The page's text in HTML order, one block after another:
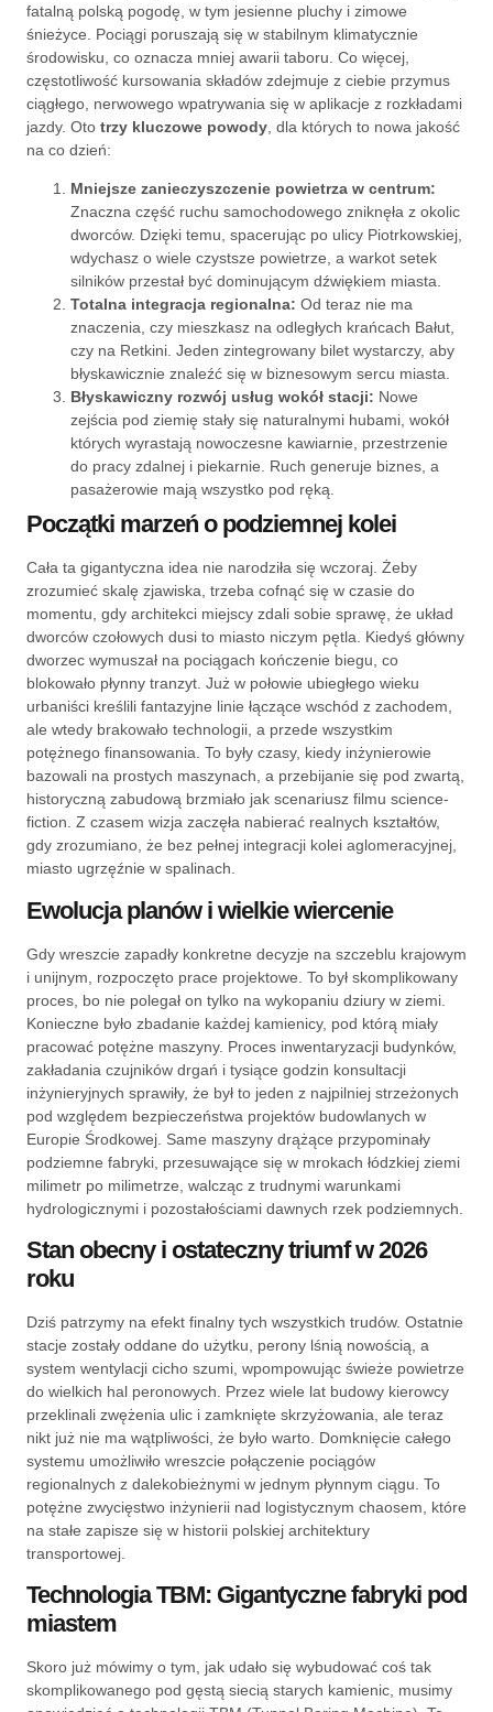
fatalną polską pogodę, w tym jesienne pluchy i zimowe
śnieżyce. Pociągi poruszają się w stabilnym klimatycznie
środowisku, co oznacza mniej awarii taboru. Co więcej,
częstotliwość kursowania składów zdejmuje z ciebie przymus
ciągłego, nerwowego wpatrywania się w aplikacje z rozkładami
jazdy. Oto trzy kluczowe powody , dla których to nowa jakość
na co dzień:
Mniejsze zanieczyszczenie powietrza w centrum:
Znaczna część ruchu samochodowego zniknęła z okolic
dworców. Dzięki temu, spacerując po ulicy Piotrkowskiej,
wdychasz o wiele czystsze powietrze, a warkot setek
silników przestał być dominującym dźwiękiem miasta.
Totalna integracja regionalna: Od teraz nie ma
znaczenia, czy mieszkasz na odległych krańcach Bałut,
czy na Retkini. Jeden zintegrowany bilet wystarczy, aby
błyskawicznie znaleźć się w biznesowym sercu miasta.
Błyskawiczny rozwój usług wokół stacji: Nowe
zejścia pod ziemię stały się naturalnymi hubami, wokół
których wyrastają nowoczesne kawiarnie, przestrzenie
do pracy zdalnej i piekarnie. Ruch generuje biznes, a
pasażerowie mają wszystko pod ręką.
Początki marzeń o podziemnej kolei
Cała ta gigantyczna idea nie narodziła się wczoraj. Żeby
zrozumieć skalę zjawiska, trzeba cofnąć się w czasie do
momentu, gdy architekci miejscy zdali sobie sprawę, że układ
dworców czołowych dusi to miasto niczym pętla. Kiedyś główny
dworzec wymuszał na pociągach kończenie biegu, co
blokowało płynny tranzyt. Już w połowie ubiegłego wieku
urbaniści kreślili fantazyjne linie łączące wschód z zachodem,
ale wtedy brakowało technologii, a przede wszystkim
potężnego finansowania. To były czasy, kiedy inżynierowie
bazowali na prostych maszynach, a przebijanie się pod zwartą,
historyczną zabudową brzmiało jak scenariusz filmu science-
fiction. Z czasem wizja zaczęła nabierać realnych kształtów,
gdy zrozumiano, że bez pełnej integracji kolei aglomeracyjnej,
miasto ugrzęźnie w spalinach.
Ewolucja planów i wielkie wiercenie
Gdy wreszcie zapadły konkretne decyzje na szczeblu krajowym
i unijnym, rozpoczęto prace projektowe. To był skomplikowany
proces, bo nie polegał on tylko na wykopaniu dziury w ziemi.
Konieczne było zbadanie każdej kamienicy, pod którą miały
pracować potężne maszyny. Proces inwentaryzacji budynków,
zakładania czujników drgań i tysiące godzin konsultacji
inżynieryjnych sprawiły, że był to jeden z najpilniej strzeżonych
pod względem bezpieczeństwa projektów budowlanych w
Europie Środkowej. Same maszyny drążące przypominały
podziemne fabryki, przesuwające się w mrokach łódzkiej ziemi
milimetr po milimetrze, walcząc z trudnymi warunkami
hydrologicznymi i pozostałościami dawnych rzek podziemnych.
Stan obecny i ostateczny triumf w 2026
roku
Dziś patrzymy na efekt finalny tych wszystkich trudów. Ostatnie
stacje zostały oddane do użytku, perony lśnią nowością, a
system wentylacji cicho szumi, wpompowując świeże powietrze
do wielkich hal peronowych. Przez wiele lat budowy kierowcy
przeklinali zwężenia ulic i zamknięte skrzyżowania, ale teraz
nikt już nie ma wątpliwości, że było warto. Domknięcie całego
systemu umożliwiło wreszcie połączenie pociągów
regionalnych z dalekobieżnymi w jednym płynnym ciągu. To
potężne zwycięstwo inżynierii nad logistycznym chaosem, które
na stałe zapisze się w historii polskiej architektury
transportowej.
Technologia TBM: Gigantyczne fabryki pod
miastem
Skoro już mówimy o tym, jak udało się wybudować coś tak
skomplikowanego pod gęstą siecią starych kamienic, musimy